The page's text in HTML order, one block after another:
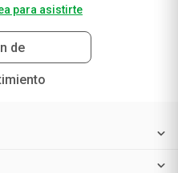
para asistirte
de